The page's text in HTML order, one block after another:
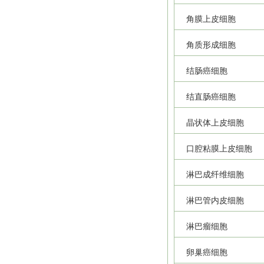
角膜上皮细胞
角质形成细胞
结肠癌细胞
结直肠癌细胞
晶状体上皮细胞
口腔粘膜上皮细胞
淋巴成纤维细胞
淋巴管内皮细胞
淋巴瘤细胞
卵巢癌细胞